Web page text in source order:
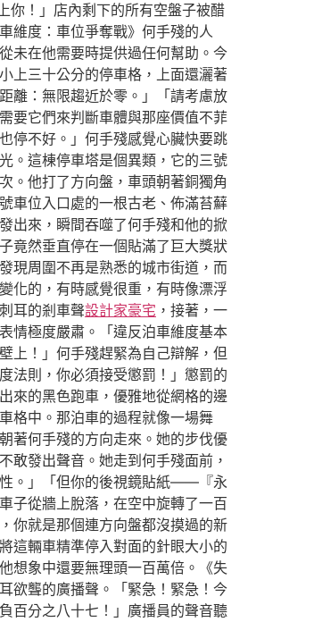
你！」店內剩下的所有空盤子被醋
維度：車位爭奪戰》何手殘的人
未在他需要時提供過任何幫助。今
上三十公分的停車格，上面還灑著
離：無限趨近於零。」「請考慮放
要它們來判斷車體與那座價值不菲
停不好。」何手殘感覺心臟快要跳
。這棟停車塔是個異類，它的三號
。他打了方向盤，車頭朝著銅獨角
車位入口處的一根古老、佈滿苔蘚
出來，瞬間吞噬了何手殘和他的掀
竟然垂直停在一個貼滿了巨大獎狀
現周圍不再是熟悉的城市街道，而
化的，有時感覺很重，有時像漂浮
耳的剎車聲設計家豪宅 ，接著，一
情極度嚴肅。「違反泊車維度基本
上！」何手殘趕緊為自己辯解，但
法則，你必須接受懲罰！」懲罰的
來的黑色跑車，優雅地從網格的邊
格中。那泊車的過程就像一場舞
著何手殘的方向走來。她的步伐優
敢發出聲音。她走到何手殘面前，
性。」「但你的後視鏡貼紙——『永
子從牆上脫落，在空中旋轉了一百
你就是那個連方向盤都沒摸過的新
這輛車精準停入對面的針眼大小的
想象中還要無理頭一百萬倍。《失
欲聾的廣播聲。「緊急！緊急！今
百分之八十七！」廣播員的聲音聽